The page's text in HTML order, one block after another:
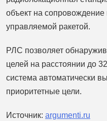
объект на сопровождение
управляемой ракетой.
РЛС позволяет
целей на расстоянии до
система автоматически
приоритетные цели.
Источник: argumenti.ru